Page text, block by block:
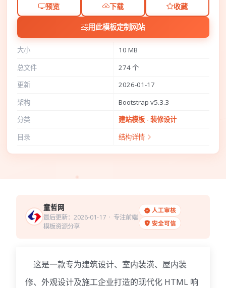
预览 下载 收藏
用此模板定制网站
大小
10 MB
总文件
274 个
更新
2026-01-17
架构
Bootstrap v5.3.3
分类
建站模板 - 装修设计
目录
结构详情
童哲网
最后更新：2026-01-17· 专注前端
模板资源分享
人工审核
安全可信
这是一款专为建筑设计、室内装潢、屋内装
修、外观设计及施工企业打造的现代化 HTML 响